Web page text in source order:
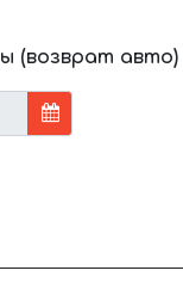
(возврат